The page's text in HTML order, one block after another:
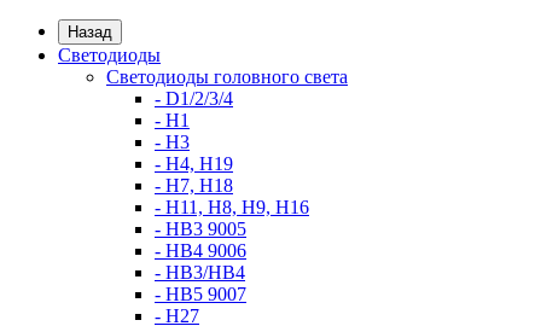
Назад
Светодиоды
Светодиоды головного света
- D1/2/3/4
- H1
- H3
- H4, H19
- H7, H18
- H11, H8, H9, H16
- HB3 9005
- HB4 9006
- HB3/HB4
- HB5 9007
- H27